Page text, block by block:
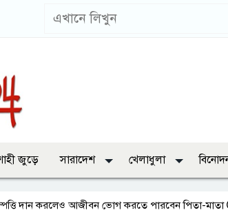
জুড়ে সারাদেশ খেলাধুলা
করলেও আজীবন ভোগ করতে পারবেন পিতা-মাতা